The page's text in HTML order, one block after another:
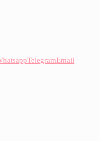
TelegramEmail